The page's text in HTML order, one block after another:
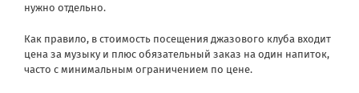
нужно отдельно.
Как правило, в стоимость посещения джазового клуба входит
цена за музыку и плюс обязательный заказ на один напиток,
часто с минимальным ограничением по цене.